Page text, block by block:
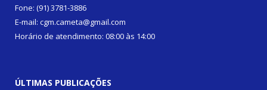
Fone: (91) 3781-3886
E-mail: cgm.cameta@gmail.com
Horário de atendimento: 08:00 às 14:00
ÚLTIMAS PUBLICAÇÕES